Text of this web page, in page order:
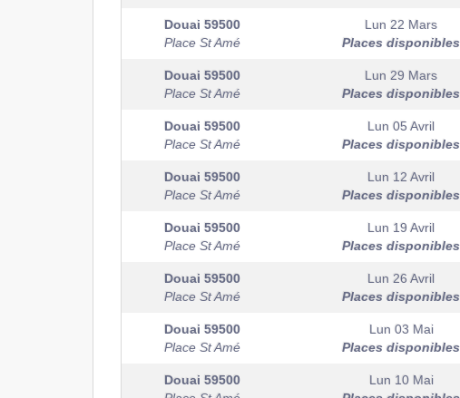
Douai 59500
Place St Amé
Lun 22 Mars
Places disponibles
Douai 59500
Place St Amé
Lun 29 Mars
Places disponibles
Douai 59500
Place St Amé
Lun 05 Avril
Places disponibles
Douai 59500
Place St Amé
Lun 12 Avril
Places disponibles
Douai 59500
Place St Amé
Lun 19 Avril
Places disponibles
Douai 59500
Place St Amé
Lun 26 Avril
Places disponibles
Douai 59500
Place St Amé
Lun 03 Mai
Places disponibles
Douai 59500
Lun 10 Mai